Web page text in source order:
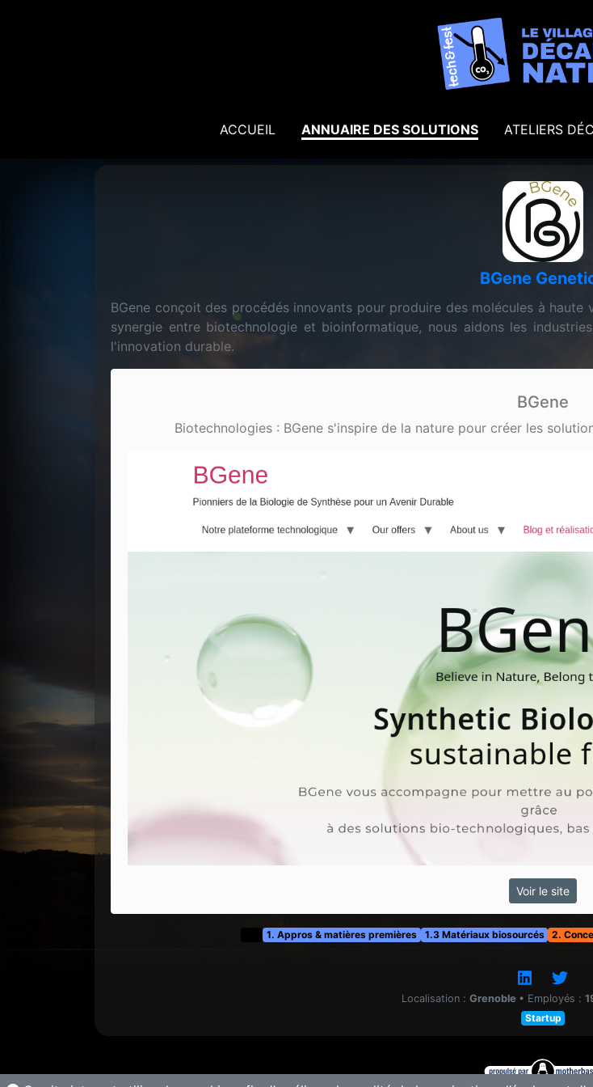
ACCUEIL ANNUAIRE DES SOLUTIONS ATELIERS
BGene
BGene conçoit des procédés innovants pour produire des molécules à
synergie entre biotechnologie et bioinformatique, nous aidons les
l'innovation durable.
BGene
Biotechnologies : BGene s'inspire de la nature pour créer les
Voir le site
1. Appros & matières premières 1.3 Matériaux biosourcés 2.
Localisation : Grenoble • Employés :
Startup